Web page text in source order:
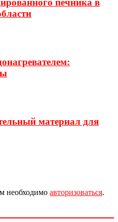
материал для
необходимо авторизоваться.